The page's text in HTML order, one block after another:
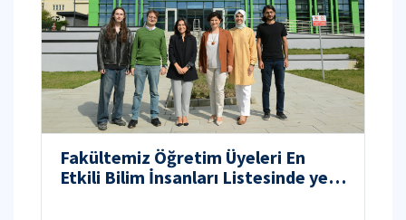
Fakültemiz Öğretim Üyeleri En
Etkili Bilim İnsanları Listesinde yer